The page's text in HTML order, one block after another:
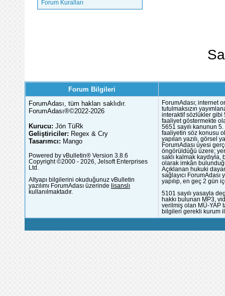
Forum Kuralları
Forum Bilgileri
ForumAdası, tüm hakları saklıdır.
ForumAdası®©2022-2026
Kurucu: Jön TüRk
Geliştiriciler: Regex & Cry
Tasarımcı: Mango
Powered by vBulletin® Version 3.8.6
Copyright ©2000 - 2026, Jelsoft Enterprises
Ltd.
Altyapı bilgilerini okuduğunuz vBulletin
yazılımı ForumAdası üzerinde lisanslı
kullanılmaktadır.
ForumAdası; internet
tutulmaksızın
interaktif sözlükler gibi
faaliyet göstermekte
5651 sayılı kanunun
faaliyetin söz konusu
yapılan yazılı, görsel
ForumAdası üyesi
öngörüldüğü üzere;
saklı kalmak
olarak imkân
Açıklanan hukuki
sağlayıcı
yapılıp, en geç 2 gün
5101 sayılı yasayla
hakkı bulunan MP3,
verilmiş olan MÜ-YAP
bilgileri gerekli kurum